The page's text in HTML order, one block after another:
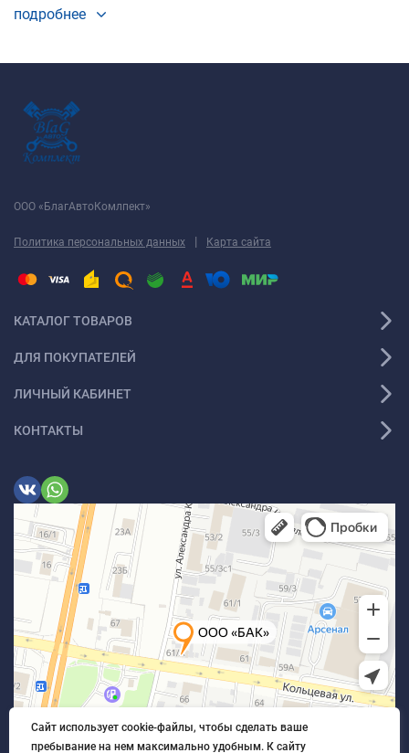
подробнее
ООО «БлагАвтоКомлпект»
Политика персональных данных | Карта сайта
КАТАЛОГ ТОВАРОВ
ДЛЯ ПОКУПАТЕЛЕЙ
ЛИЧНЫЙ КАБИНЕТ
КОНТАКТЫ
Сайт использует cookie-файлы, чтобы сделать ваше
пребывание на нем максимально удобным. К cайту